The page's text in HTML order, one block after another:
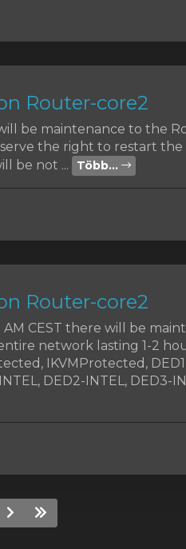
Router-core2
be maintenance to the
the right to restart
be not ...
Több...
Router-core2
CEST there will be
network lasting 1-2
IKVMProtected,
DED2-INTEL, DED3-